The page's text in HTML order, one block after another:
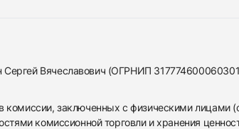
Вячеславович (ОГРНИП
комиссии, заключенных с физическими лицами
комиссионной торговли и хранения